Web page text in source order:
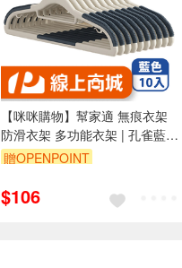
【咪咪購物】幫家適 無痕衣架
防滑衣架 多功能衣架 | 孔雀藍 |
10入組
贈OPENPOINT
$106